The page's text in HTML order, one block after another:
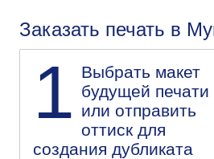
Заказать печать в
1 Выбрать макет
будущей печати
или отправить
оттиск для
создания дубликата